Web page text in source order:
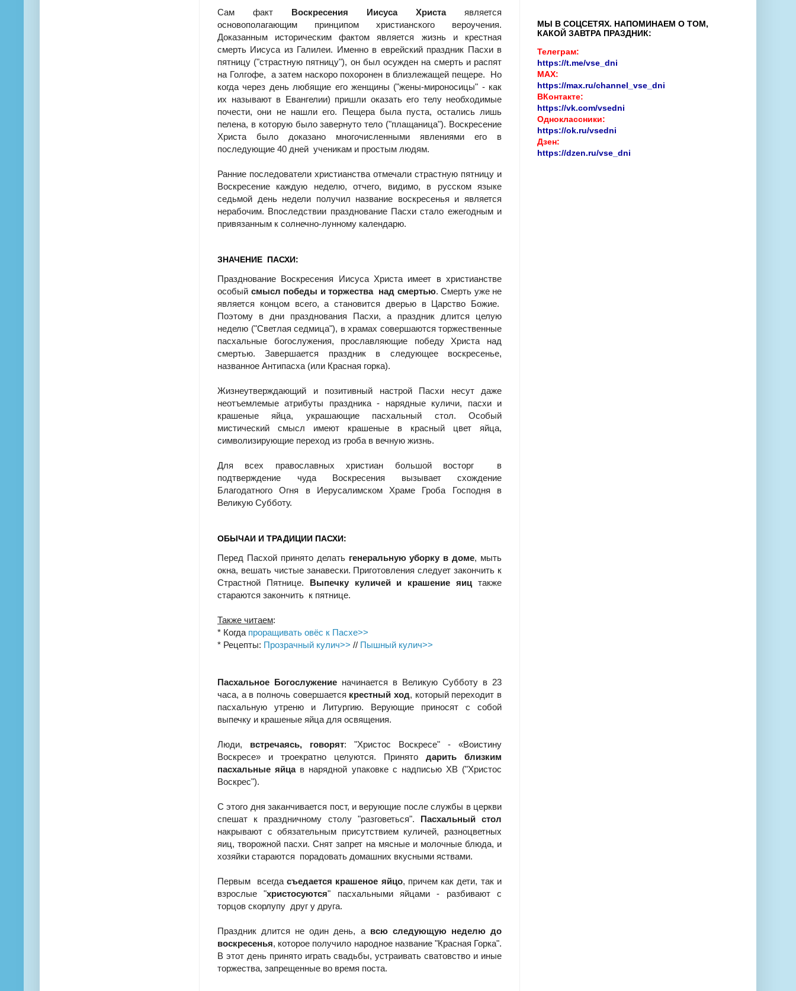
Сам факт Воскресения Иисуса Христаявляется
основополагающим принципом христианского вероучения.
Доказанным историческим фактом является жизнь и крестная
смерть Иисуса из Галилеи. Именно в еврейский праздник Пасхи в
пятницу ("страстную пятницу"), он был осужден на смерть и распят
на Голгофе, а затем наскоро похоронен в близлежащей пещере. Но
когда через день любящие его женщины ("жены-мироносицы" - как
их называют в Евангелии) пришли оказать его телу необходимые
почести, они не нашли его. Пещера была пуста, остались лишь
пелена, в которую было завернуто тело ("плащаница"). Воскресение
Христа было доказано многочисленными явлениями его в
последующие 40 дней ученикам и простым людям.
Ранние последователи христианства отмечали страстную пятницу и
Воскресение каждую неделю, отчего, видимо, в русском языке
седьмой день недели получил название воскресенья и является
нерабочим. Впоследствии празднование Пасхи стало ежегодным и
привязанным к солнечно-лунному календарю.
ЗНАЧЕНИЕ ПАСХИ:
Празднование Воскресения Иисуса Христа имеет в христианстве
особый смысл победы и торжества над смертью. Смерть уже не
является концом всего, а становится дверью в Царство Божие.
Поэтому в дни празднования Пасхи, а праздник длится целую
неделю ("Светлая седмица"), в храмах совершаются торжественные
пасхальные богослужения, прославляющие победу Христа над
смертью. Завершается праздник в следующее воскресенье,
названное Антипасха (или Красная горка).
Жизнеутверждающий и позитивный настрой Пасхи несут даже
неотъемлемые атрибуты праздника - нарядные куличи, пасхи и
крашеные яйца, украшающие пасхальный стол. Особый
мистический смысл имеют крашеные в красный цвет яйца,
символизирующие переход из гроба в вечную жизнь.
Для всех православных христиан большой восторг в
подтверждение чуда Воскресения вызывает схождение
Благодатного Огня в Иерусалимском Храме Гроба Господня в
Великую Субботу.
ОБЫЧАИ И ТРАДИЦИИ ПАСХИ:
Перед Пасхой принято делать генеральную уборку в доме, мыть
окна, вешать чистые занавески. Приготовления следует закончить к
Страстной Пятнице. Выпечку куличей и крашение яиц также
стараются закончить к пятнице.
Также читаем:
* Когда проращивать овёс к Пасхе>>
* Рецепты: Прозрачный кулич>> // Пышный кулич>>
Пасхальное Богослужение начинается в Великую Субботу в 23
часа, а в полночь совершается крестный ход, который переходит в
пасхальную утреню и Литургию. Верующие приносят с собой
выпечку и крашеные яйца для освящения.
Люди, встречаясь, говорят: "Христос Воскресе" - «Воистину
Воскресе» и троекратно целуются. Принято дарить близким
пасхальные яйцав нарядной упаковке с надписью ХВ ("Христос
Воскрес").
С этого дня заканчивается пост, и верующие после службы в церкви
спешат к праздничному столу "разговеться". Пасхальный стол
накрывают с обязательным присутствием куличей, разноцветных
яиц, творожной пасхи. Снят запрет на мясные и молочные блюда, и
хозяйки стараются порадовать домашних вкусными яствами.
Первым всегда съедается крашеное яйцо, причем как дети, так и
взрослые "христосуются" пасхальными яйцами - разбивают с
торцов скорлупу друг у друга.
Праздник длится не один день, а всю следующую неделю до
воскресенья, которое получило народное название "Красная Горка".
В этот день принято играть свадьбы, устраивать сватовство и иные
торжества, запрещенные во время поста.
МЫ В СОЦСЕТЯХ. НАПОМИНАЕМ О ТОМ,
КАКОЙ ЗАВТРА ПРАЗДНИК:
Телеграм:
https://t.me/vse_dni
MAX:
https://max.ru/channel_vse_dni
ВКонтакте:
https://vk.com/vsedni
Одноклассники:
https://ok.ru/vsedni
Дзен:
https://dzen.ru/vse_dni